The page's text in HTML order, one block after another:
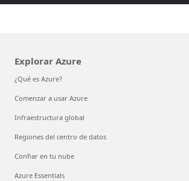
Explorar Azure
¿Qué es Azure?
Comenzar a usar Azure
Infraestructura global
Regiones del centro de datos
Confiar en tu nube
Azure Essentials